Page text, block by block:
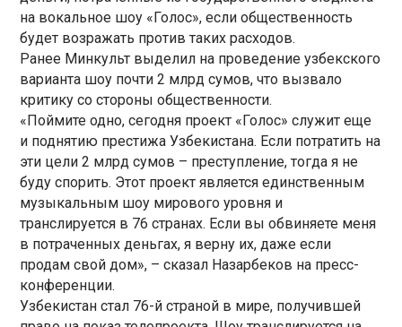
на вокальное шоу «Голос», если общественность
будет возражать против таких расходов.
Ранее Минкульт выделил на проведение узбекского
варианта шоу почти 2 млрд сумов, что вызвало
критику со стороны общественности.
«Поймите одно, сегодня проект «Голос» служит еще
и поднятию престижа Узбекистана. Если потратить на
эти цели 2 млрд сумов – преступление, тогда я не
буду спорить. Этот проект является единственным
музыкальным шоу мирового уровня и
транслируется в 76 странах. Если вы обвиняете меня
в потраченных деньгах, я верну их, даже если
продам свой дом», – сказал Назарбеков на пресс-
конференции.
Узбекистан стал 76-й страной в мире, получившей